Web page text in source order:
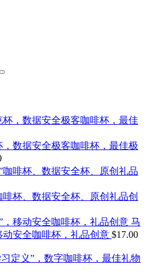
，数据安全极客咖啡杯，最佳极
价
格
围：
至
$21.00
杯、数据安全杯、原创礼品创
马
动安全咖啡杯，礼品创意 $17.00